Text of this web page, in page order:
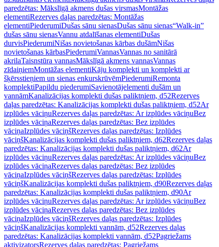
paredzētas: Mākslīgā akmens dušas virsmasMontāžas
elementiRezerves daļas paredzētas: Montāžas
elementiPiederumiDušas sānu sienasDušas sānu sienas“Walk-in”
dušas sānu sienasVannu atdalīšanas elementiDušas
durvisPiederumiNišas novietošanas kārbas dušāmNišas
novietošanas kārbasPiederumiVannasVannas no sanitārā
akrilaTaisnstūra vannasMākslīgā akmens vannasVannas
zīdaiņiemMontāžas elementiKāju komplekti un komplekti ar
šķērsstieņiem un sienas enkurskrūvēmPiederumiRemonta
komplektiPapildu piederumiSavienotājelementi dušām un
vannāmKanalizācijas komplekti dušas paliktņiem, d52Rezerves
daļas paredzētas: Kanalizācijas komplekti dušas paliktņiem, d52Ar
izplūdes vāciņuRezerves daļas paredzētas: Ar izplūdes vāciņuBez
izplūdes vāciņaRezerves daļas paredzētas: Bez izplūdes
vāciņaIzplūdes vāciņšRezerves daļas paredzētas: Izplūdes
vāciņšKanalizācijas komplekti dušas paliktņiem, d62Rezerves daļas
paredzētas: Kanalizācijas komplekti dušas paliktņiem, d62Ar
izplūdes vāciņuRezerves daļas paredzētas: Ar izplūdes vāciņuBez
izplūdes vāciņaRezerves daļas paredzētas: Bez izplūdes
vāciņaIzplūdes vāciņšRezerves daļas paredzētas: Izplūdes
vāciņšKanalizācijas komplekti dušas paliktņiem, d90Rezerves daļas
paredzētas: Kanalizācijas komplekti dušas paliktņiem, d90Ar
izplūdes vāciņuRezerves daļas paredzētas: Ar izplūdes vāciņuBez
izplūdes vāciņaRezerves daļas paredzētas: Bez izplūdes
vāciņaIzplūdes vāciņšRezerves daļas paredzētas: Izplūdes
vāciņšKanalizācijas komplekti vannām, d52Rezerves daļas
paredzētas: Kanalizācijas komplekti vannām, d52Pagriežams
aktivizatorsRezerves daļas paredzētas: Pagriežams